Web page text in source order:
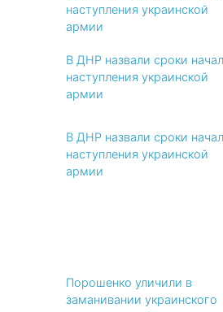
наступления украинской
армии
В ДНР назвали сроки
наступления украинской
армии
В ДНР назвали сроки
наступления украинской
армии
Порошенко уличили в
заманивании украинского